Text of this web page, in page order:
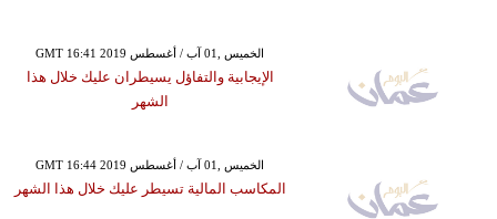
GMT 16:41 2019 الخميس ,01 آب / أغسطس
الإيجابية والتفاؤل يسيطران عليك خلال هذا
الشهر
GMT 16:44 2019 الخميس ,01 آب / أغسطس
المكاسب المالية تسيطر عليك خلال هذا الشهر